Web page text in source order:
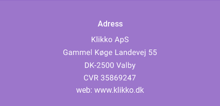
Adress
web: www.klikko.dk